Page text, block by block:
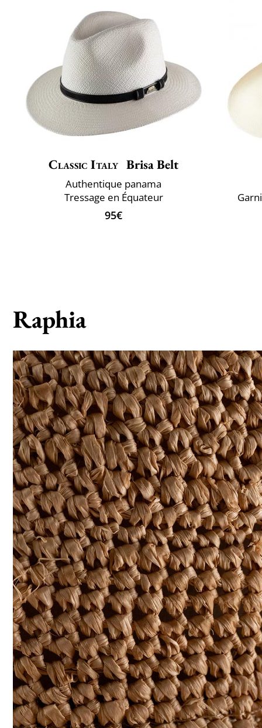
Classic Italy Brisa Belt
Authentique panama
Tressage en Équateur
95€
Raphia